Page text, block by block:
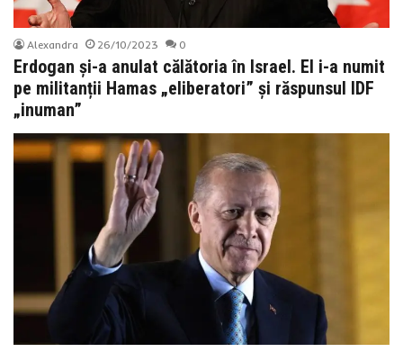
Alexandra 26/10/2023 0
Erdogan și-a anulat călătoria în Israel. El i-a numit
pe militanții Hamas „eliberatori” și răspunsul IDF
„inuman”